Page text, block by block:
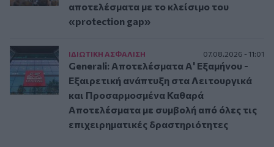
αποτελέσματα με το κλείσιμο του
«protection gap»
ΙΔΙΩΤΙΚΗ ΑΣΦAΛΙΣΗ 07.08.2026 - 11:01
Generali: Αποτελέσματα Α' Εξαμήνου -
Εξαιρετική ανάπτυξη στα Λειτουργικά
και Προσαρμοσμένα Καθαρά
Αποτελέσματα με συμβολή από όλες τις
επιχειρηματικές δραστηριότητες